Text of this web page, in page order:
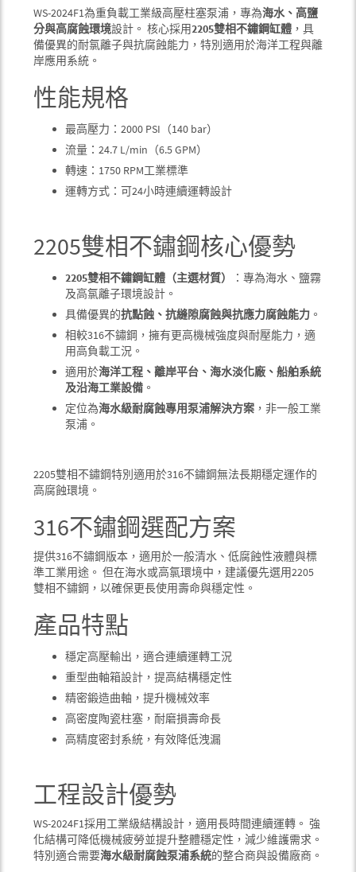
WS-2024F1為重負載工業級高壓柱塞泵浦，專為海水、高鹽
分與高腐蝕環境設計。 核心採用2205雙相不鏽鋼缸體，具
備優異的耐氯離子與抗腐蝕能力，特別適用於海洋工程與離
岸應用系統。
性能規格
最高壓力：2000 PSI（140 bar）
流量：24.7 L/min（6.5 GPM）
轉速：1750 RPM工業標準
運轉方式：可24小時連續運轉設計
2205雙相不鏽鋼核心優勢
2205雙相不鏽鋼缸體（主選材質）
：專為海水、鹽霧
及高氯離子環境設計。
具備優異的抗點蝕、抗縫隙腐蝕與抗應力腐蝕能力。
相較316不鏽鋼，擁有更高機械強度與耐壓能力，適
用高負載工況。
適用於海洋工程、離岸平台、海水淡化廠、船舶系統
及沿海工業設備。
定位為海水級耐腐蝕專用泵浦解決方案，非一般工業
泵浦。
2205雙相不鏽鋼特別適用於316不鏽鋼無法長期穩定運作的
高腐蝕環境。
316不鏽鋼選配方案
提供316不鏽鋼版本，適用於一般清水、低腐蝕性液體與標
準工業用途。 但在海水或高氯環境中，建議優先選用2205
雙相不鏽鋼，以確保更長使用壽命與穩定性。
產品特點
穩定高壓輸出，適合連續運轉工況
重型曲軸箱設計，提高結構穩定性
精密鍛造曲軸，提升機械效率
高密度陶瓷柱塞，耐磨損壽命長
高精度密封系統，有效降低洩漏
工程設計優勢
WS-2024F1採用工業級結構設計，適用長時間連續運轉。 強
化結構可降低機械疲勞並提升整體穩定性，減少維護需求。
特別適合需要海水級耐腐蝕泵浦系統的整合商與設備廠商。